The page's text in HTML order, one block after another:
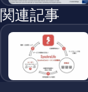
関連記事